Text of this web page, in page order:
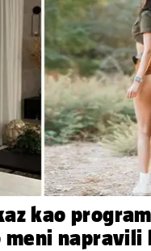
kao
meni